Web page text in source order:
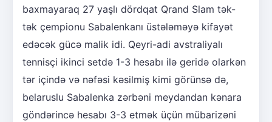
baxmayaraq 27 yaşlı dördqat Qrand Slam tək-
tək çempionu Sabalenkanı üstələməyə kifayət
edəcək gücə malik idi. Qeyri-adi avstraliyalı
tennisçi ikinci setdə 1-3 hesabı ilə geridə olarkən
tər içində və nəfəsi kəsilmiş kimi görünsə də,
belaruslu Sabalenka zərbəni meydandan kənara
göndərincə hesabı 3-3 etmək üçün mübarizəni